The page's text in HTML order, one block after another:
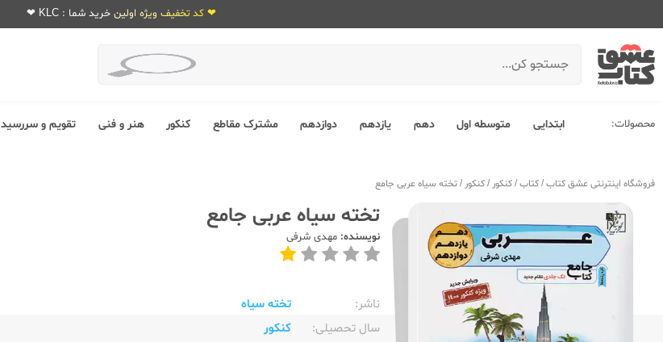
❤ کد تخفیف ویژه اولین خرید شما : KLC ❤
محصولات: ابتدایی متوسطه اول دهم یازدهم دوازدهم مشترک مقاطع کنکور هنر و فنی تقویم و سررسید
فروشگاه اینترنتی عشق کتاب/کتاب/کنکور /کنکور /تخته سیاه عربی جامع
تخته سیاه عربی جامع
نویسنده: مهدی شرفی
ناشر:‌
تخته سیاه
سال تحصیلی:‌
کنکور